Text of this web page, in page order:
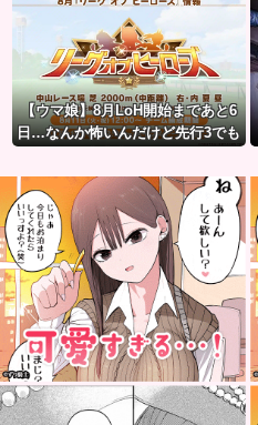
【ウマ娘】8月LoH開始まであと6
日…なんか怖いんだけど先行3でも